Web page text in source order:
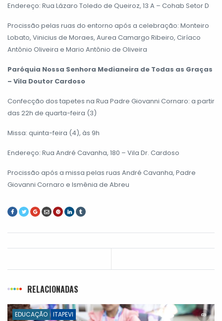
Endereço: Rua Lázaro Toledo de Queiroz, 13 A – Cohab Setor D
Procissão pelas ruas do entorno após a celebração: Monteiro
Lobato, Vinicius de Moraes, Aurea Camargo Ribeiro, Ciríaco
Antônio Oliveira e Mario Antônio de Oliveira
Paróquia Nossa Senhora Medianeira de Todas as Graças
– Vila Doutor Cardoso
Confecção dos tapetes na Rua Padre Giovanni Cornaro: a partir
das 22h de quarta-feira (3)
Missa: quinta-feira (4), às 9h
Endereço: Rua André Cavanha, 180 – Vila Dr. Cardoso
Procissão após a missa pelas ruas André Cavanha, Padre
Giovanni Cornaro e Ismênia de Abreu
RELACIONADAS
EDUCAÇÃO ITAPEVI